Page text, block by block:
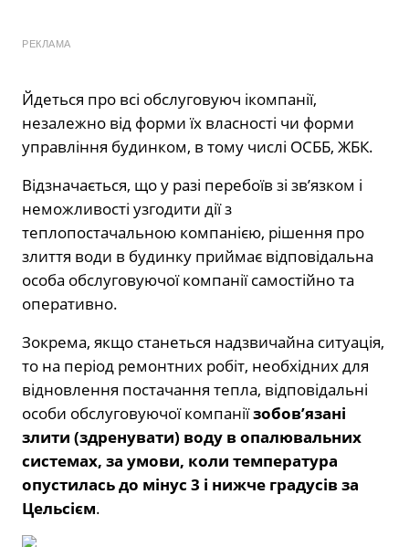
РЕКЛАМА
Йдеться про всі обслуговуюч ікомпанії,
незалежно від форми їх власності чи форми
управління будинком, в тому числі ОСББ, ЖБК.
Відзначається, що у разі перебоїв зі зв’язком і
неможливості узгодити дії з
теплопостачальною компанією, рішення про
злиття води в будинку приймає відповідальна
особа обслуговуючої компанії самостійно та
оперативно.
Зокрема, якщо станеться надзвичайна ситуація,
то на період ремонтних робіт, необхідних для
відновлення постачання тепла, відповідальні
особи обслуговуючої компаніїзобов’язані
злити (здренувати) воду в опалювальних
системах, за умови, коли температура
опустилась до мінус 3 і нижче градусів за
Цельсієм.